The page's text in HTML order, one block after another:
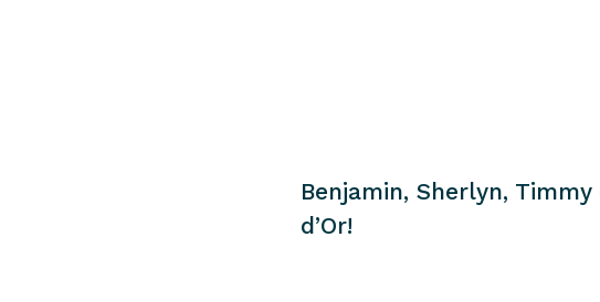
Benjamin, Sherlyn,
d’Or!